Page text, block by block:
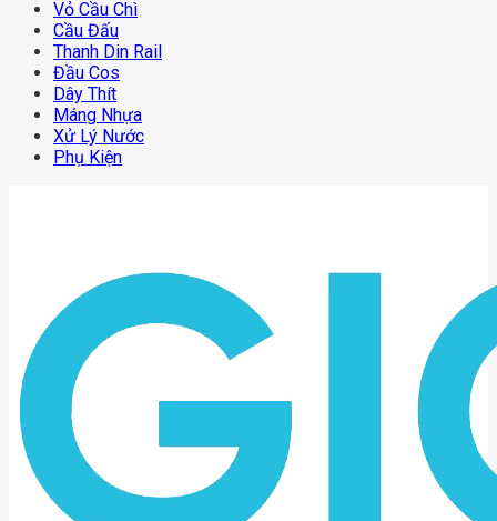
Vỏ Cầu Chì
Cầu Đấu
Thanh Din Rail
Đầu Cos
Dây Thít
Máng Nhựa
Xử Lý Nước
Phụ Kiện